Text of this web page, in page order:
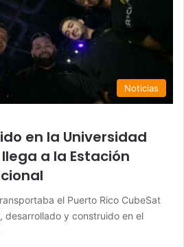
Noticias
en la Universidad
a la Estación
el Puerto Rico CubeSat
desarrollado y construido en el